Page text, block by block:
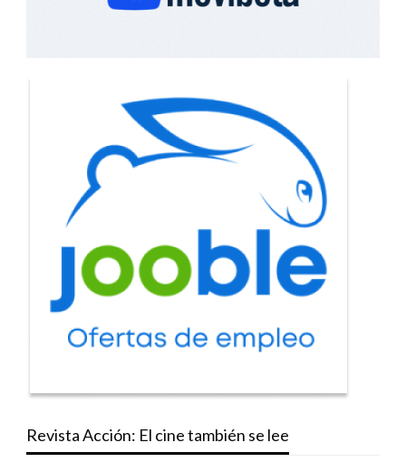
Revista Acción: El cine también se lee